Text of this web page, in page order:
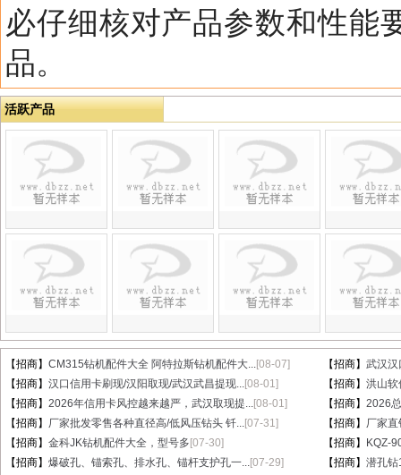
必仔细核对产品参数和性能
品。
活跃产品
【招商】 CM315钻机配件大全 阿特拉斯钻机配件大...[08-07] 【招商】 武汉汉
【招商】 汉口信用卡刷现/汉阳取现/武汉武昌提现...[08-01] 【招商】 洪山
【招商】 2026年信用卡风控越来越严，武汉取现提...[08-01] 【招商】 2026
【招商】 厂家批发零售各种直径高/低风压钻头 钎...[07-31] 【招商】 厂家
【招商】 金科JK钻机配件大全，型号多 [07-30] 【招商】
KQZ-
【招商】 爆破孔、锚索孔、排水孔、锚杆支护孔一...[07-29] 【招商】 潜孔钻